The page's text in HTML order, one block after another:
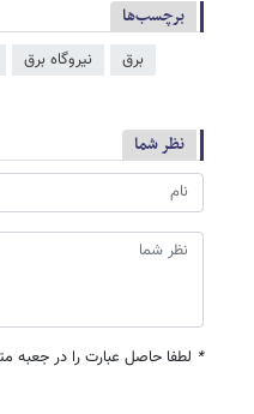
برچسب‌ها
برق نیروگاه برق
نظر شما
* لطفا حاصل عبارت را در جعبه